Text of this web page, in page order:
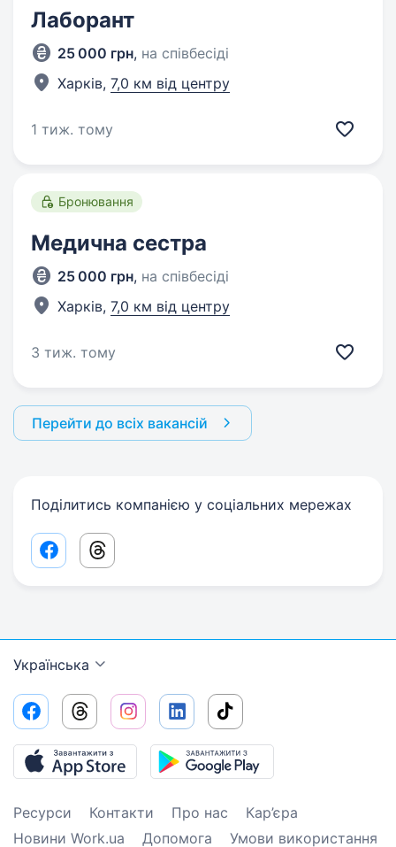
Лаборант
25 000 грн, на співбесіді
Харків, 7,0 км від центру
1 тиж. тому
Бронювання
Медична сестра
25 000 грн, на співбесіді
Харків, 7,0 км від центру
3 тиж. тому
Перейти до всіх вакансій
Поділитись компанією у соціальних мережах
Facebook share link
Threads share link
Українська
Ресурси Контакти Про нас
Кар’єра
Новини Work.ua
Допомога Умови використання